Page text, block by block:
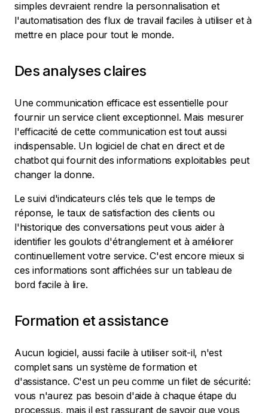
simples devraient rendre la personnalisation et
l'automatisation des flux de travail faciles à utiliser et à
mettre en place pour tout le monde.
Des analyses claires
Une communication efficace est essentielle pour
fournir un service client exceptionnel. Mais mesurer
l'efficacité de cette communication est tout aussi
indispensable. Un logiciel de chat en direct et de
chatbot qui fournit des informations exploitables peut
changer la donne.
Le suivi d'indicateurs clés tels que le temps de
réponse, le taux de satisfaction des clients ou
l'historique des conversations peut vous aider à
identifier les goulots d'étranglement et à améliorer
continuellement votre service. C'est encore mieux si
ces informations sont affichées sur un tableau de
bord facile à lire.
Formation et assistance
Aucun logiciel, aussi facile à utiliser soit-il, n'est
complet sans un système de formation et
d'assistance. C'est un peu comme un filet de sécurité:
vous n'aurez pas besoin d'aide à chaque étape du
processus, mais il est rassurant de savoir que vous